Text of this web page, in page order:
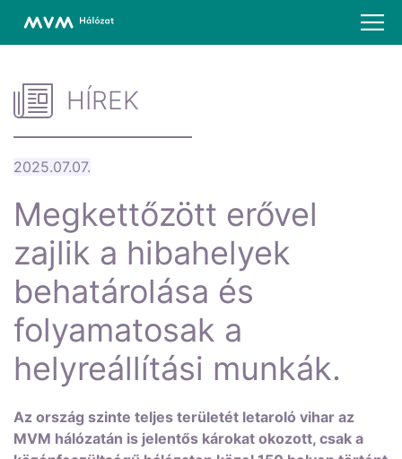
HÍREK
2025.07.07.
Megkettőzött erővel
zajlik a hibahelyek
behatárolása és
folyamatosak a
helyreállítási munkák.
Az ország szinte teljes területét letaroló vihar az
MVM hálózatán is jelentős károkat okozott, csak a